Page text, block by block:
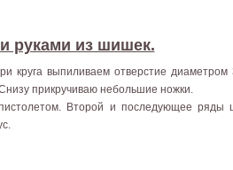
руками из шишек.
круга выпиливаем отверстие диаметром
прикручиваю небольшие ножки.
Второй и последующее ряды